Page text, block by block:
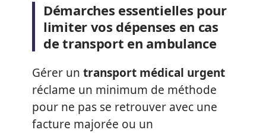
Démarches essentielles pour
limiter vos dépenses en cas
de transport en ambulance
Gérer un transport médical urgent
réclame un minimum de méthode
pour ne pas se retrouver avec une
facture majorée ou un